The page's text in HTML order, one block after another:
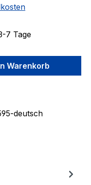
7 Tage
Warenkorb
deutsch